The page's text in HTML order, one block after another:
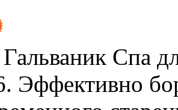
Спа
Эффективно